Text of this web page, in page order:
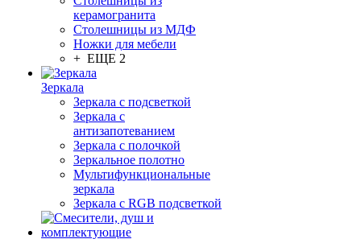
керамогранита
Столешницы из МДФ
Ножки для мебели
+ ЕЩЕ 2
Зеркала
Зеркала с подсветкой
Зеркала с
антизапотеванием
Зеркала с полочкой
Зеркальное полотно
Мультифункциональные
зеркала
Зеркала c RGB подсветкой